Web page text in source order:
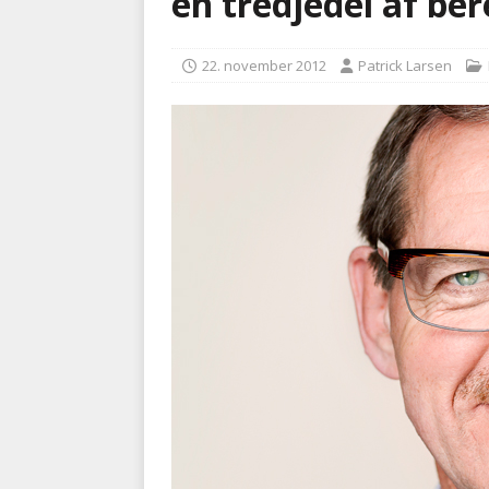
[ 6. august 2026 ]
BRANDVÆSEN
22. november 2012 Patrick Larsen